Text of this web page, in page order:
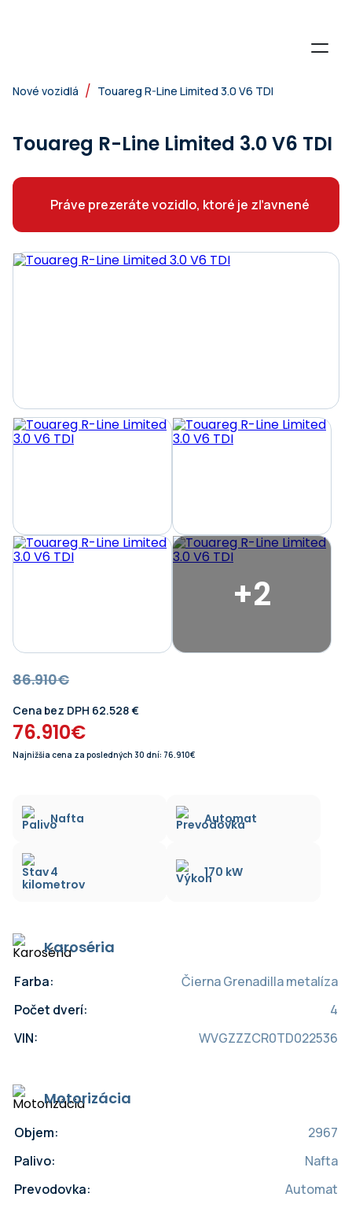
Nové vozidlá / Touareg R-Line Limited 3.0 V6 TDI
Touareg R-Line Limited 3.0 V6 TDI
Práve prezeráte vozidlo, ktoré je zľavnené
+2
86.910€
Cena bez DPH 62.528 €
76.910€
Najnižšia cena za posledných 30 dní: 76.910€
Nafta Automat
4 170 kW
Karoséria
Farba:
Čierna Grenadilla metalíza
Počet dverí:
4
VIN:
WVGZZZCR0TD022536
Motorizácia
Objem:
2967
Palivo:
Nafta
Prevodovka:
Automat